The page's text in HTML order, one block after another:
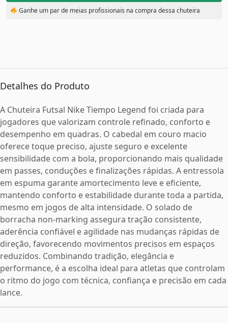
Ganhe um par de meias profissionais na compra dessa chuteira
Detalhes do Produto
A Chuteira Futsal Nike Tiempo Legend foi criada para
jogadores que valorizam controle refinado, conforto e
desempenho em quadras. O cabedal em couro macio
oferece toque preciso, ajuste seguro e excelente
sensibilidade com a bola, proporcionando mais qualidade
em passes, conduções e finalizações rápidas. A entressola
em espuma garante amortecimento leve e eficiente,
mantendo conforto e estabilidade durante toda a partida,
mesmo em jogos de alta intensidade. O solado de
borracha non-marking assegura tração consistente,
aderência confiável e agilidade nas mudanças rápidas de
direção, favorecendo movimentos precisos em espaços
reduzidos. Combinando tradição, elegância e
performance, é a escolha ideal para atletas que controlam
o ritmo do jogo com técnica, confiança e precisão em cada
lance.